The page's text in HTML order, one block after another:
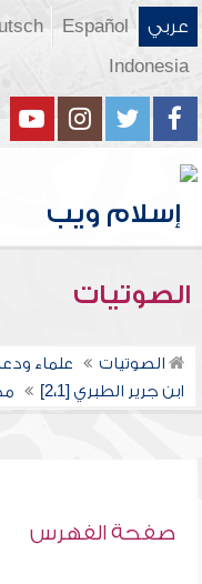
عربي Español
Indonesia
الصوتيات
الصوتيات علماء
ابن جرير الطبري [2،1]
صفحة الفهرس